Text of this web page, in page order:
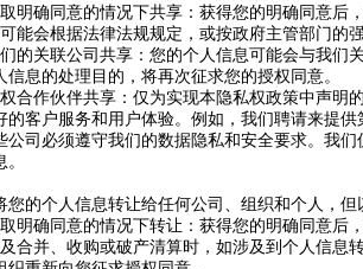
取明确同意的情况下共享：获得您的明确同意后
可能会根据法律法规规定，或按政府主管部门的
们的关联公司共享：您的个人信息可能会与我
信息的处理目的，将再次征求您的授权同意。
权合作伙伴共享：仅为实现本隐私权政策中声
的客户服务和用户体验。例如，我们聘请来提
公司必须遵守我们的数据隐私和安全要求。我
您的个人信息转让给任何公司、组织和个人，但
取明确同意的情况下转让：获得您的明确同意后
及合并、收购或破产清算时，如涉及到个人信